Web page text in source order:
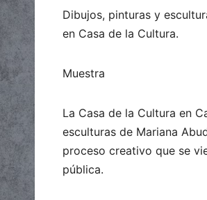
Dibujos, pinturas y
en Casa de la Cultura.
Muestra
La Casa de la Cultura en
esculturas de Mariana
proceso creativo que se
pública.